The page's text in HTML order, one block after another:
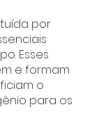
por
Esses
e formam
o
para os